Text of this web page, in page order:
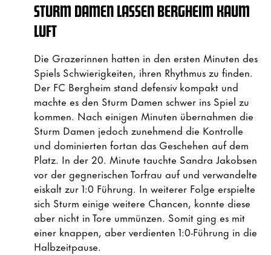
STURM DAMEN LASSEN BERGHEIM KAUM
LUFT
Die Grazerinnen hatten in den ersten Minuten des
Spiels Schwierigkeiten, ihren Rhythmus zu finden.
Der FC Bergheim stand defensiv kompakt und
machte es den Sturm Damen schwer ins Spiel zu
kommen. Nach einigen Minuten übernahmen die
Sturm Damen jedoch zunehmend die Kontrolle
und dominierten fortan das Geschehen auf dem
Platz. In der 20. Minute tauchte Sandra Jakobsen
vor der gegnerischen Torfrau auf und verwandelte
eiskalt zur 1:0 Führung. In weiterer Folge erspielte
sich Sturm einige weitere Chancen, konnte diese
aber nicht in Tore ummünzen. Somit ging es mit
einer knappen, aber verdienten 1:0-Führung in die
Halbzeitpause.